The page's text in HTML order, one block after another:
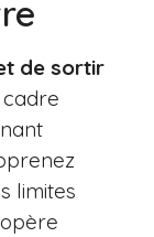
de sortir
limites